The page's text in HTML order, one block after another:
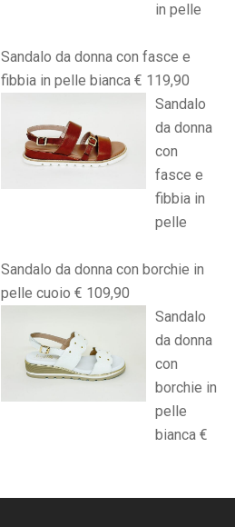
in pelle
Sandalo da donna con fasce e
fibbia in pelle bianca € 119,90
Sandalo
da donna
con
fasce e
fibbia in
pelle
Sandalo da donna con borchie in
pelle cuoio € 109,90
Sandalo
da donna
con
borchie in
pelle
bianca €